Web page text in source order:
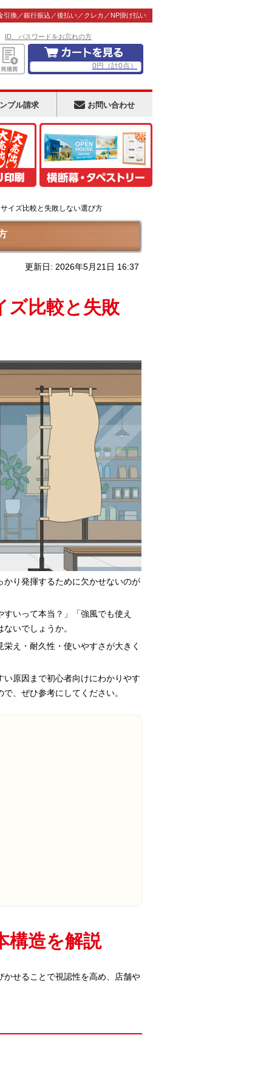
引換／銀行振込／後払い／クレカ／NP掛け払い
ID、パスワードをお忘れの方
0円 （計0点）
プル請求 お問い合わせ
イズ比較と失敗しない選び方
更新日: 2026年5月21日 16:37
ズ比較と失敗
り発揮するために欠かせないのが
いって本当？」「強風でも使え
いでしょうか。
え・耐久性・使いやすさが大きく
原因まで初心者向けにわかりやす
、ぜひ参考にしてください。
構造を解説
せることで視認性を高め、店舗や